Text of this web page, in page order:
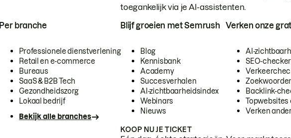
toegankelijk via je AI-assistenten.
Per branche
Professionele dienstverlening
Retail en e-commerce
Bureaus
SaaS & B2B Tech
Gezondheidszorg
Lokaal bedrijf
Bekijk alle branches
Blijf groeien met Semrush
Blog
Kennisbank
Academy
Succesverhalen
AI-zichtbaarheidsindex
Webinars
Nieuws
Verken onze
AI-
SEO-checker
Backlink-
Topwebsites
Verken
KOOP NU JE TICKET